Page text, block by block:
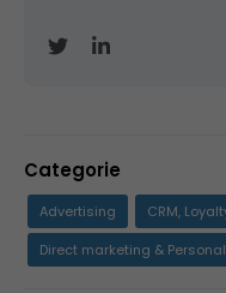
Categorie
Advertising
CRM,
Direct marketing &